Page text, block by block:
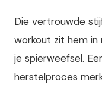
Die vertrouwde
workout zit hem in
je spierweefsel.
herstelproces